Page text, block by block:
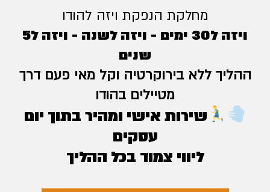
מחלקת הנפקת ויזה להודו
ויזה ל30 ימים - ויזה לשנה - ויזה ל5
שנים
ההליך ללא בירוקרטיה וקל מאי פעם דרך
מטיילים בהודו
שירות אישי ומהיר בתוך יום
עסקים
ליווי צמוד בכל ההליך